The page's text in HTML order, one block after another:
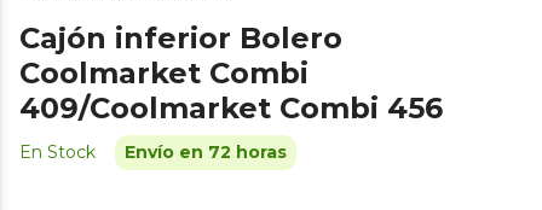
Cajón inferior Bolero
Coolmarket Combi
409/Coolmarket Combi 456
En Stock Envío en 72 horas